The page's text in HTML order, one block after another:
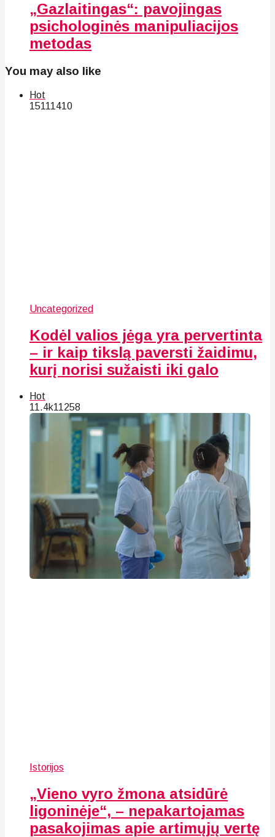
„Gazlaitingas“: pavojingas
psichologinės manipuliacijos
metodas
You may also like
Hot
151 11410
Uncategorized
Kodėl valios jėga yra pervertinta
– ir kaip tikslą paversti žaidimu,
kurį norisi sužaisti iki galo
Hot
11.4k11258
Istorijos
„Vieno vyro žmona atsidūrė
ligoninėje“, – nepakartojamas
pasakojimas apie artimųjų vertę